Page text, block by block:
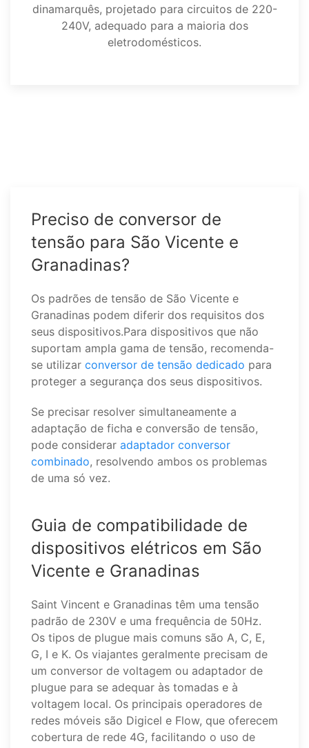
dinamarquês, projetado para circuitos de 220-
240V, adequado para a maioria dos
eletrodomésticos.
Preciso de conversor de
tensão para São Vicente e
Granadinas?
Os padrões de tensão de São Vicente e
Granadinas podem diferir dos requisitos dos
seus dispositivos.Para dispositivos que não
suportam ampla gama de tensão, recomenda-
se utilizar conversor de tensão dedicado para
proteger a segurança dos seus dispositivos.
Se precisar resolver simultaneamente a
adaptação de ficha e conversão de tensão,
pode considerar adaptador conversor
combinado, resolvendo ambos os problemas
de uma só vez.
Guia de compatibilidade de
dispositivos elétricos em São
Vicente e Granadinas
Saint Vincent e Granadinas têm uma tensão
padrão de 230V e uma frequência de 50Hz.
Os tipos de plugue mais comuns são A, C, E,
G, I e K. Os viajantes geralmente precisam de
um conversor de voltagem ou adaptador de
plugue para se adequar às tomadas e à
voltagem local. Os principais operadores de
redes móveis são Digicel e Flow, que oferecem
cobertura de rede 4G, facilitando o uso de